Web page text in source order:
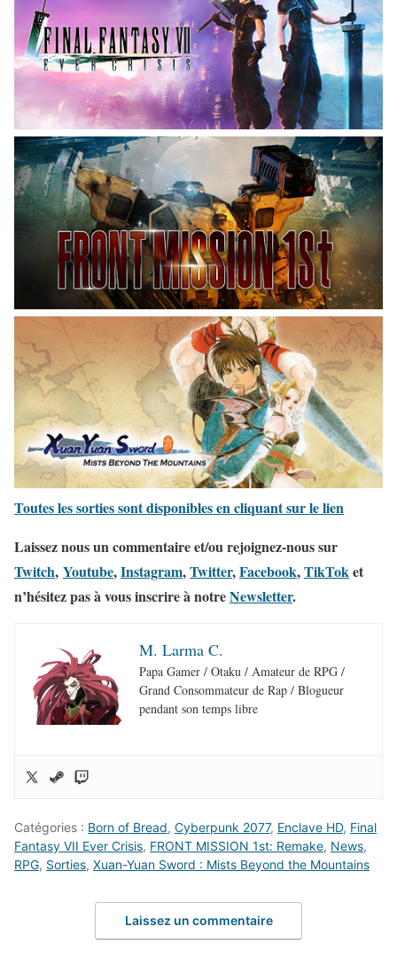
Toutes les sorties sont disponibles en cliquant sur le lien
Laissez nous un commentaire et/ou rejoignez-nous sur
Twitch, Youtube,Instagram,Twitter,Facebook,TikToket
n’hésitez pas à vous inscrire à notreNewsletter.
M. Larma C.
Papa Gamer / Otaku / Amateur de RPG /
Grand Consommateur de Rap / Blogueur
pendant son temps libre
Catégories : Born of Bread, Cyberpunk 2077, Enclave HD, Final
Fantasy VII Ever Crisis, FRONT MISSION 1st: Remake, News,
RPG, Sorties, Xuan-Yuan Sword : Mists Beyond the Mountains
Laissez un commentaire